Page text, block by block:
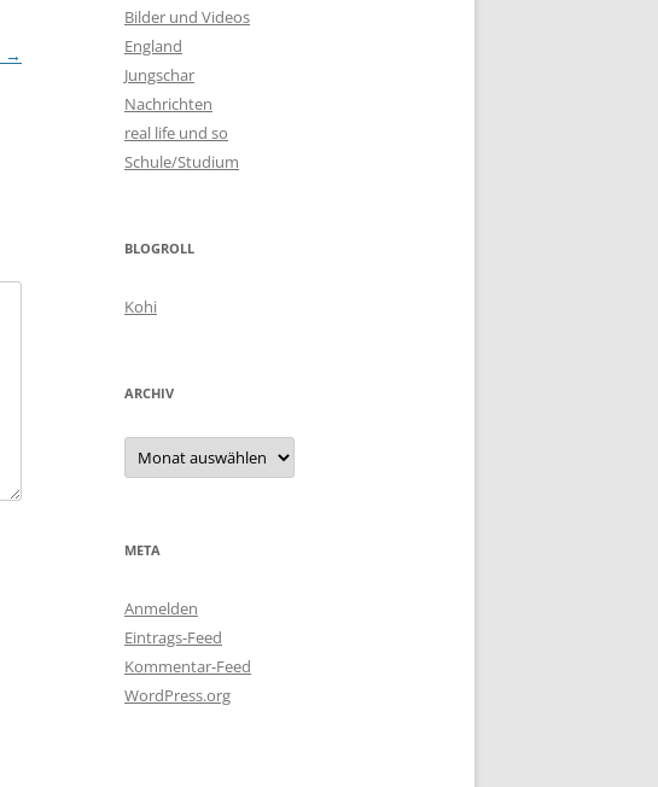
→
Bilder und Videos
England
Jungschar
Nachrichten
real life und so
Schule/Studium
BLOGROLL
Kohi
ARCHIV
Archiv
META
Anmelden
Eintrags-Feed
Kommentar-Feed
WordPress.org